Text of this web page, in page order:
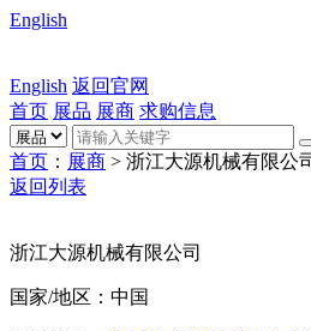
English
English 返回官网
首页 展品 展商 求购信息
首页 ： 展商 > 浙江大源机械有限公
返回列表
浙江大源机械有限公司
国家/地区：中国